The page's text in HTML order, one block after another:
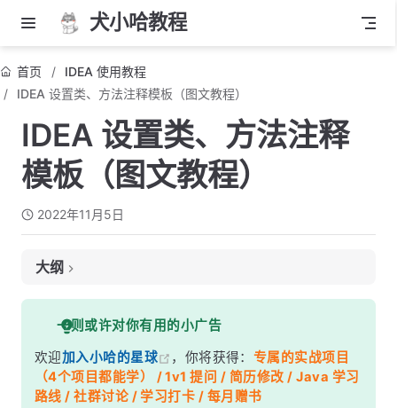
犬小哈教程
首页
IDEA 使用教程
IDEA 设置类、方法注释模板（图文教程）
IDEA 设置类、方法注释
模板（图文教程）
2022年11月5日
大纲
前言
类注释
方法注释
设置类注释模板
一则或许对你有用的小广告
欢迎加入小哈的星球 ，你将获得： 专属的实战项目
（4个项目都能学） / 1v1 提问 / 简历修改 / Java 学习
路线 / 社群讨论 / 学习打卡 / 每月赠书